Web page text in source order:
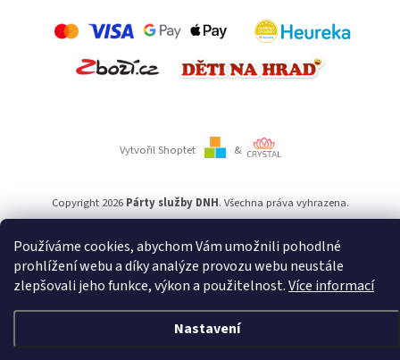
Používáme cookies, abychom Vám umožnili pohodlné
prohlížení webu a díky analýze provozu webu neustále
zlepšovali jeho funkce, výkon a použitelnost.Více informací
Nastavení
Vytvořil Shoptet &
Copyright 2026 Párty služby DNH. Všechna práva vyhrazena.
Používámeověření věku Adulto